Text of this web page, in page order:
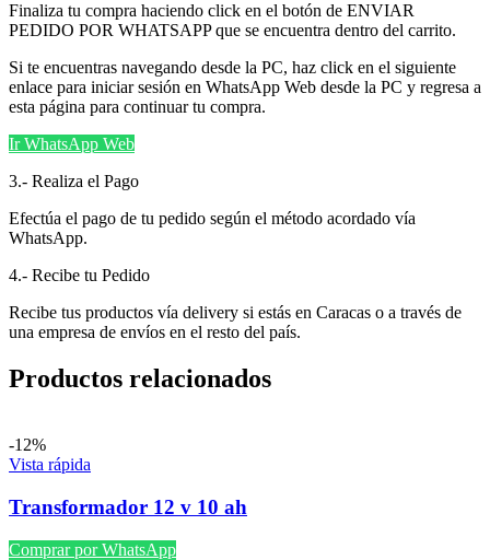
Finaliza tu compra haciendo click en el botón de ENVIAR
PEDIDO POR WHATSAPP que se encuentra dentro del carrito.
Si te encuentras navegando desde la PC, haz click en el siguiente
enlace para iniciar sesión en WhatsApp Web desde la PC y regresa a
esta página para continuar tu compra.
Ir WhatsApp Web
3.- Realiza el Pago
Efectúa el pago de tu pedido según el método acordado vía
WhatsApp.
4.- Recibe tu Pedido
Recibe tus productos vía delivery si estás en Caracas o a través de
una empresa de envíos en el resto del país.
Productos relacionados
-12%
Vista rápida
Transformador 12 v 10 ah
Comprar por WhatsApp